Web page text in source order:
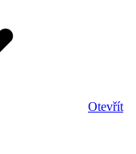
Otevřít